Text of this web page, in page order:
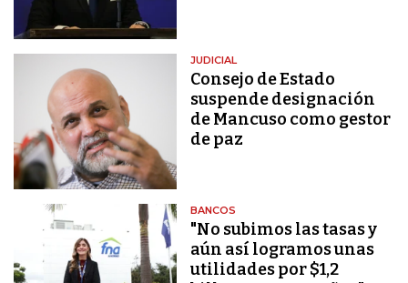
JUDICIAL
Consejo de Estado
suspende designación
de Mancuso como gestor
de paz
BANCOS
"No subimos las tasas y
aún así logramos unas
utilidades por $1,2